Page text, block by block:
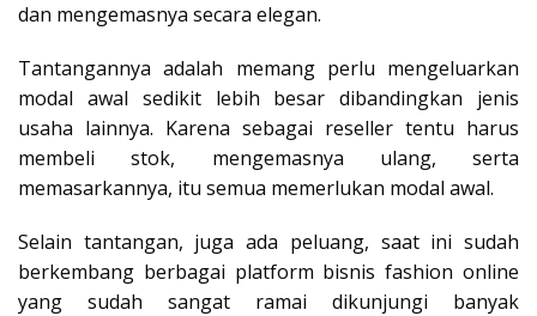
dan mengemasnya secara elegan.
Tantangannya adalah memang perlu mengeluarkan
modal awal sedikit lebih besar dibandingkan jenis
usaha lainnya. Karena sebagai reseller tentu harus
membeli stok, mengemasnya ulang, serta
memasarkannya, itu semua memerlukan modal awal.
Selain tantangan, juga ada peluang, saat ini sudah
berkembang berbagai platform bisnis fashion online
yang sudah sangat ramai dikunjungi banyak